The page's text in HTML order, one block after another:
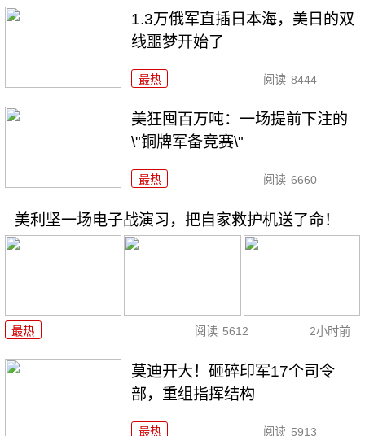
1.3万俄军直插日本海，美日的双
线噩梦开始了
最热 阅读 8444
美狂囤百万吨：一场提前下注的
\"铜牌军备竞赛\"
最热 阅读 6660
美利坚一场电子战演习，把自家救护机送了命！
最热 阅读 5612 2小时前
莫迪开大！砸碎印军17个司令
部，重组指挥结构
最热 阅读 5913